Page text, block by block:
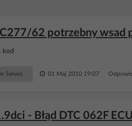
62 potrzebny wsad
kod
Serwis 01 Maj 2010 19:07
- Błąd DTC 062F